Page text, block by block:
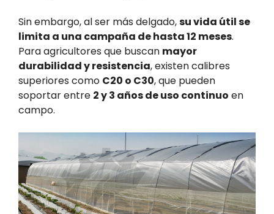
Sin embargo, al ser más delgado,su vida útil se
limita a una campaña de hasta 12 meses.
Para agricultores que buscan mayor
durabilidad y resistencia, existen calibres
superiores como C20 o C30, que pueden
soportar entre 2 y 3 años de uso continuo en
campo.